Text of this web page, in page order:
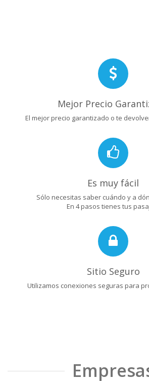
Mejor Precio
El mejor precio garantizado o te
Es muy fácil
Sólo necesitas saber cuándo y a
En 4 pasos tienes tus
Sitio Seguro
Utilizamos conexiones seguras para